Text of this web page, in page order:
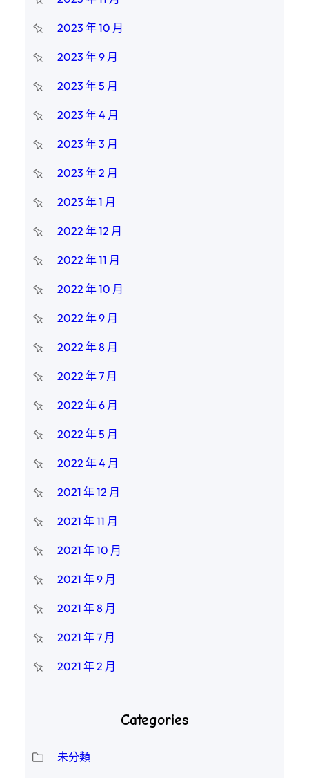
2023 年 10 月
2023 年 9 月
2023 年 5 月
2023 年 4 月
2023 年 3 月
2023 年 2 月
2023 年 1 月
2022 年 12 月
2022 年 11 月
2022 年 10 月
2022 年 9 月
2022 年 8 月
2022 年 7 月
2022 年 6 月
2022 年 5 月
2022 年 4 月
2021 年 12 月
2021 年 11 月
2021 年 10 月
2021 年 9 月
2021 年 8 月
2021 年 7 月
2021 年 2 月
Categories
未分類